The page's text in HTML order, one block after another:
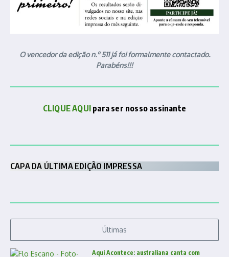
O vencedor da edição n.º 511 já foi formalmente contactado.
Parabéns!!!
CLIQUE AQUI para ser nosso assinante
CAPA DA ÚLTIMA EDIÇÃO IMPRESSA
Últimas
Aqui Acontece: australiana canta com